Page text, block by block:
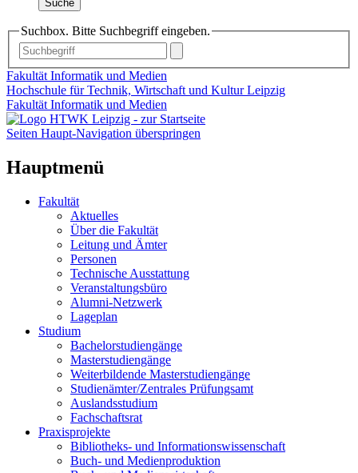
Suche
Suchbox. Bitte Suchbegriff eingeben.
Fakultät Informatik und Medien
Hochschule für Technik, Wirtschaft und Kultur Leipzig
Fakultät Informatik und Medien
Seiten Haupt-Navigation überspringen
Hauptmenü
Fakultät
Aktuelles
Über die Fakultät
Leitung und Ämter
Personen
Technische Ausstattung
Veranstaltungsbüro
Alumni-Netzwerk
Lageplan
Studium
Bachelorstudiengänge
Masterstudiengänge
Weiterbildende Masterstudiengänge
Studienämter/Zentrales Prüfungsamt
Auslandsstudium
Fachschaftsrat
Praxisprojekte
Bibliotheks- und Informationswissenschaft
Buch- und Medienproduktion